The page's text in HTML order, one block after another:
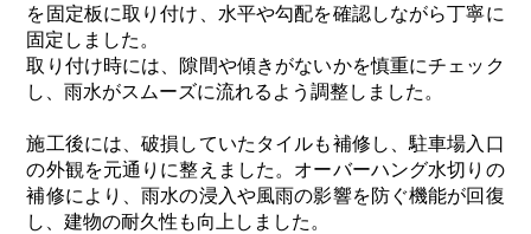
を固定板に取り付け、水平や勾配を確認しながら丁寧に
固定しました。
取り付け時には、隙間や傾きがないかを慎重にチェック
し、雨水がスムーズに流れるよう調整しました。
施工後には、破損していたタイルも補修し、駐車場入口
の外観を元通りに整えました。オーバーハング水切りの
補修により、雨水の浸入や風雨の影響を防ぐ機能が回復
し、建物の耐久性も向上しました。